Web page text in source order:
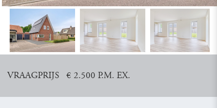
vorige
VRAAGPRIJS € 2.500 P.M. EX.